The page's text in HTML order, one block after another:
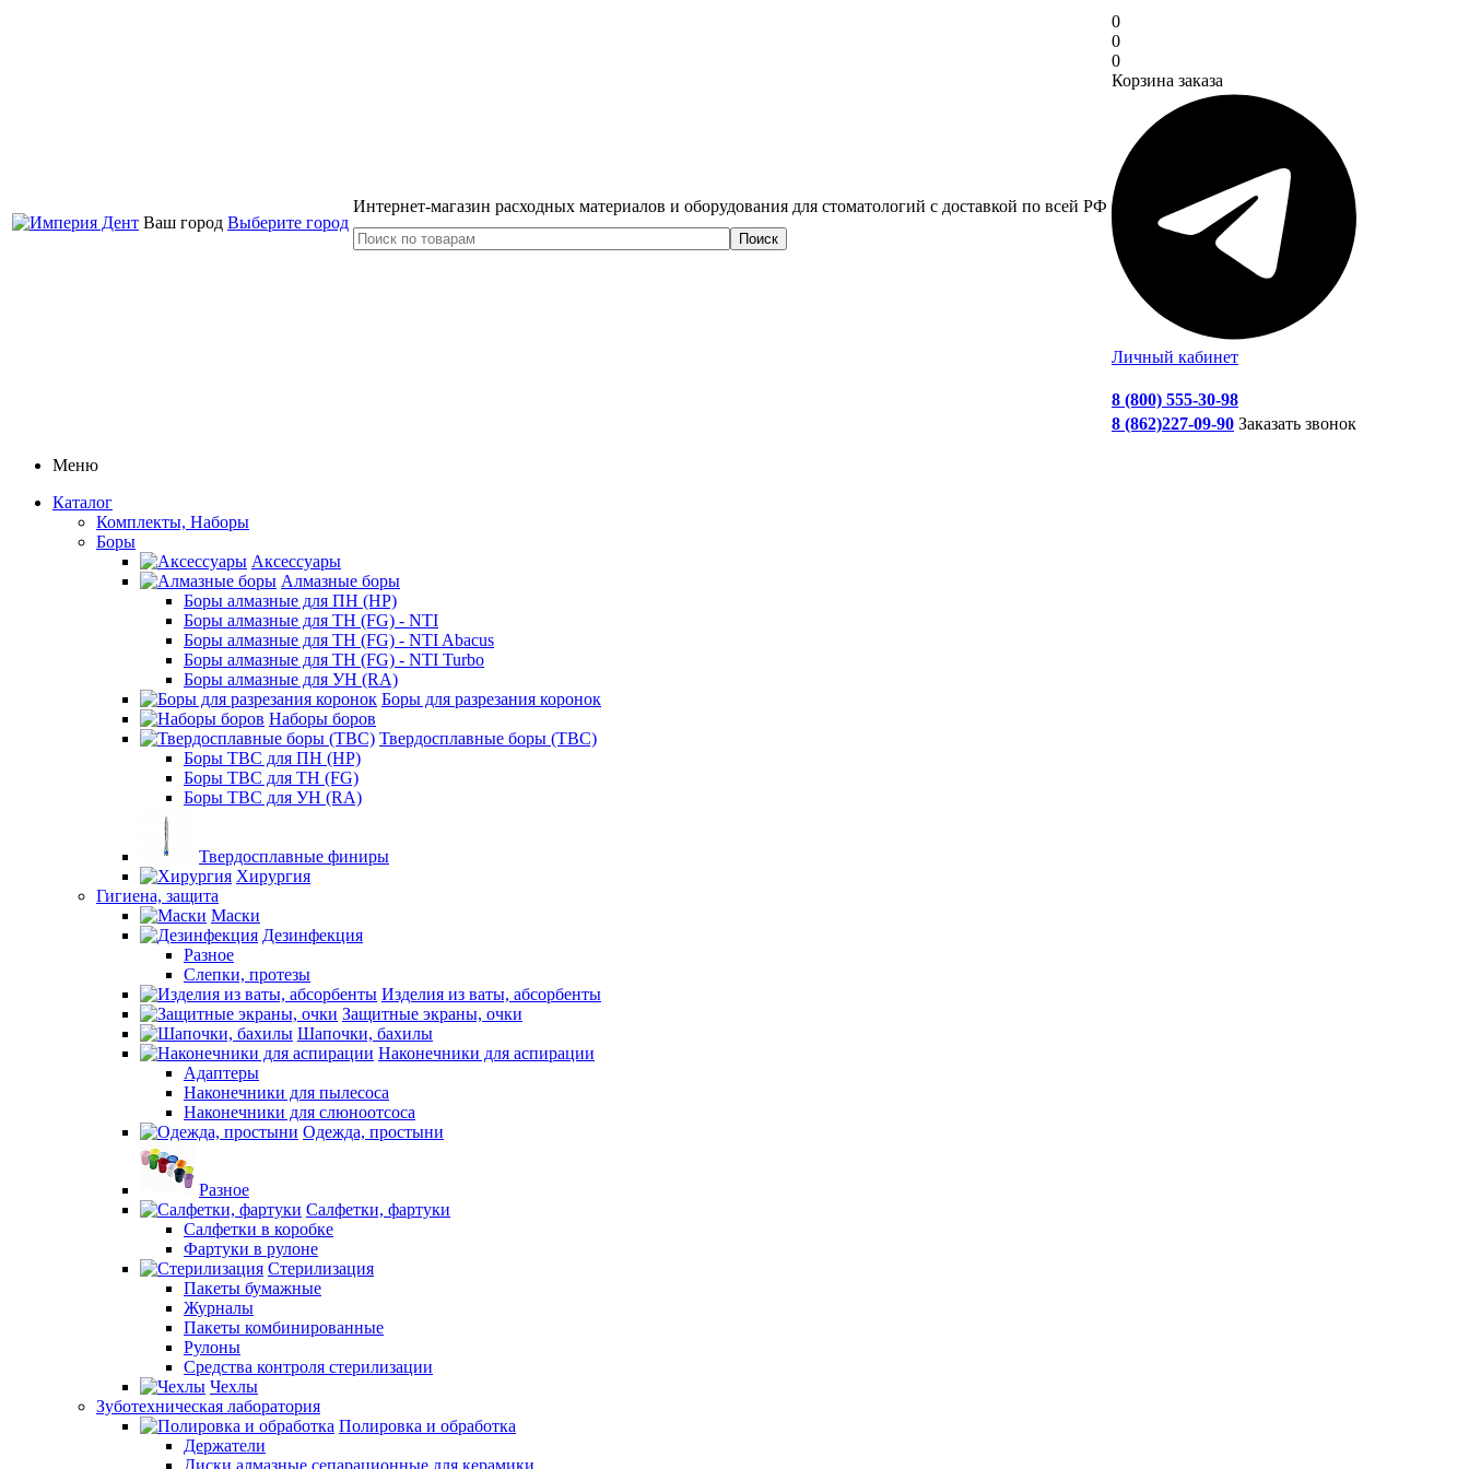
Ваш город Выберите город
Интернет-магазин расходных материалов и оборудования для стоматологий с доставкой по всей РФ
0
0
0
Корзина заказа
Личный кабинет
8 (800) 555-30-98
8 (862)227-09-90 Заказать звонок
Меню
Каталог
Комплекты, Наборы
Боры
Аксессуары
Алмазные боры
Боры алмазные для ПН (HP)
Боры алмазные для ТН (FG) - NTI
Боры алмазные для ТН (FG) - NTI Abacus
Боры алмазные для ТН (FG) - NTI Turbo
Боры алмазные для УН (RA)
Боры для разрезания коронок
Наборы боров
Твердосплавные боры (ТВС)
Боры ТВС для ПН (HP)
Боры ТВС для ТН (FG)
Боры ТВС для УН (RA)
Твердосплавные финиры
Хирургия
Гигиена, защита
Маски
Дезинфекция
Разное
Слепки, протезы
Изделия из ваты, абсорбенты
Защитные экраны, очки
Шапочки, бахилы
Наконечники для аспирации
Адаптеры
Наконечники для пылесоса
Наконечники для слюноотсоса
Одежда, простыни
Разное
Салфетки, фартуки
Салфетки в коробке
Фартуки в рулоне
Стерилизация
Пакеты бумажные
Журналы
Пакеты комбинированные
Рулоны
Средства контроля стерилизации
Чехлы
Зуботехническая лаборатория
Полировка и обработка
Держатели
Диски алмазные сепарационные для керамики